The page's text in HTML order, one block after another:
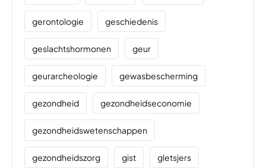
gerontologie geschiedenis
geslachtshormonen geur
geurarcheologie gewasbescherming
gezondheid gezondheidseconomie
gezondheidswetenschappen
gezondheidszorg gist gletsjers